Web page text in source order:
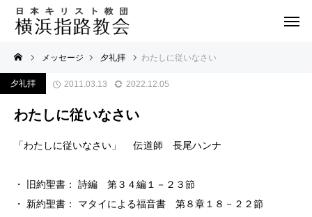
メッセージ 夕礼拝 わたしに従いなさい
夕礼拝 2011.03.13 2022.12.05
わたしに従いなさい
「わたしに従いなさい」 伝道師 長尾ハンナ
・ 旧約聖書： 詩編 第３４編１－２３節
・ 新約聖書： マタイによる福音書 第８章１８－２２節